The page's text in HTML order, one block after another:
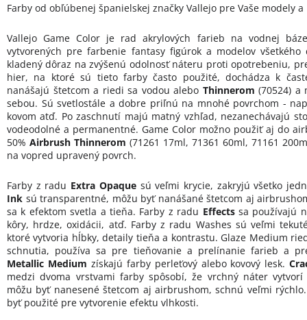
Farby od obľúbenej španielskej značky Vallejo pre Vaše modely
Vallejo Game Color je rad akrylových farieb na vodnej
vytvorených pre farbenie fantasy figúrok a modelov
kladený dôraz na zvýšenú odolnosť náteru proti opotrebeniu,
hier, na ktoré sú tieto farby často použité, dochádza k
nanášajú štetcom a riedi sa vodou alebo Thinnerom (70524) a
sebou. Sú svetlostále a dobre priľnú na mnohé povrchom -
kovom atď. Po zaschnutí majú matný vzhľad, nezanechávajú
vodeodolné a permanentné. Game Color možno použiť aj do
50% Airbrush Thinnerom (71261 17ml, 71361 60ml, 71161
na vopred upravený povrch.
Farby z radu Extra Opaquesú veľmi krycie, zakryjú všetko
Ink sú transparentné, môžu byť nanášané štetcom aj
sa k efektom svetla a tieňa. Farby z radu Effectssa používajú
kôry, hrdze, oxidácii, atď. Farby z radu Washes sú veľmi
ktoré vytvoria hĺbky, detaily tieňa a kontrastu. Glaze Medium
schnutia, používa sa pre tieňovanie a prelínanie farieb a
Metallic Medium získajú farby perleťový alebo kovový lesk.
medzi dvoma vrstvami farby spôsobí, že vrchný náter
môžu byť nanesené štetcom aj airbrushom, schnú veľmi
byť použité pre vytvorenie efektu vlhkosti.